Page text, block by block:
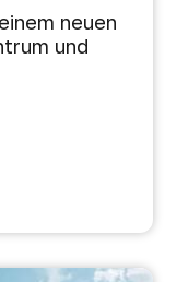
neuen
und